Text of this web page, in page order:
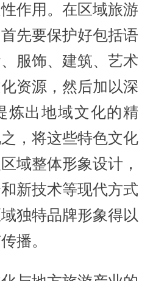
作用。在区域旅游
先要保护好包括语
服饰、建筑、艺术
资源，然后加以深
炼出地域文化的精
，将这些特色文化
域整体形象设计，
新技术等现代方式
独特品牌形象得以
播。